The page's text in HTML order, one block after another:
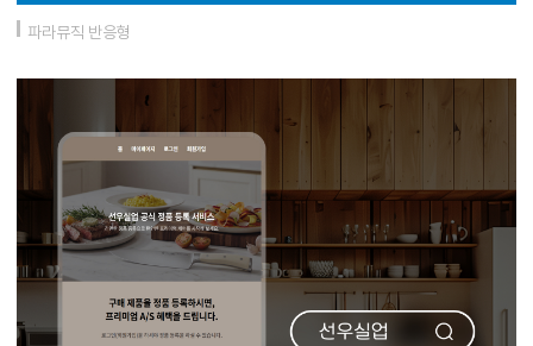
파라뮤직 반응형